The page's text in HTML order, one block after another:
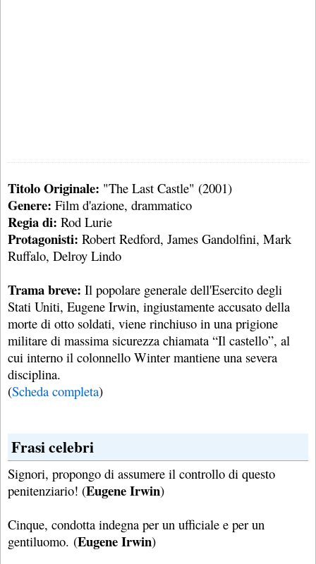
Titolo Originale: "The Last Castle" (2001)
Genere: Film d'azione, drammatico
Regia di: Rod Lurie
Protagonisti: Robert Redford, James Gandolfini, Mark
Ruffalo, Delroy Lindo
Trama breve: Il popolare generale dell'Esercito degli
Stati Uniti, Eugene Irwin, ingiustamente accusato della
morte di otto soldati, viene rinchiuso in una prigione
militare di massima sicurezza chiamata “Il castello”, al
cui interno il colonnello Winter mantiene una severa
disciplina.
(Scheda completa)
Frasi celebri
Signori, propongo di assumere il controllo di questo
penitenziario! (Eugene Irwin)
Cinque, condotta indegna per un ufficiale e per un
gentiluomo. (Eugene Irwin)